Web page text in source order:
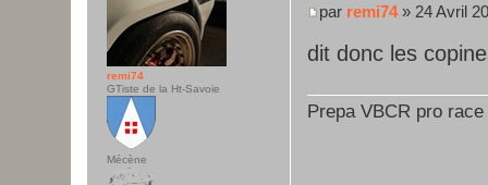
par remi74» 24 Avril
dit donc les
Prepa VBCR pro race
remi74
GTiste de la Ht-Savoie
Mécène